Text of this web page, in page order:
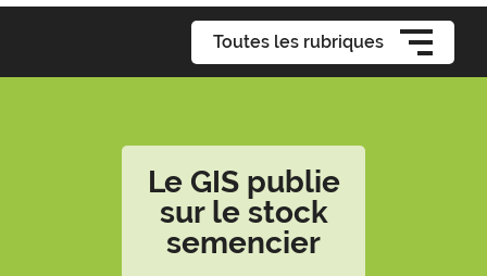
Toutes les rubriques
Le GIS publie
sur le stock
semencier